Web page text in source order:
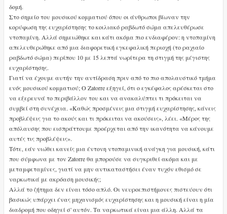
δομή.
Στο σημείο του μουσικού κομματιού όπου οι άνθρωποι βίωναν την
κορύφωση της ευχαρίστησης το κοιλιακό ραβδωτό σώμα απελευθέρωσε
ντοπαμίνη. Αλλά σημειώθηκε και κάτι ακόμα πιο ενδιαφέρον: η ντοπαμίνη
απελευθερώθηκε από μια διαφορετική εγκεφαλική περιοχή (το ραχιαίο
ραβδωτό σώμα) περίπου 10 με 15 λεπτά νωρίτερα τη στιγμή της μέγιστης
ευχαρίστησης.
Γιατί να έχουμε αυτήν την αντίδραση πριν από το πιο απολαυστικό τμήμα
ενός μουσικού κομματιού; Ο Zatorre εξηγεί, ότι ο εγκέφαλος αρέσκεται στο
να εξερευνά το περιβάλλον του και να ανακαλύπτει τι πρόκειται να
συμβεί στη συνέχεια. «Καθώς προσμένεις μια στιγμή ευχαρίστησης, κάνεις
προβλέψεις για το ακούς και τι πρόκειται να ακούσεις», λέει. «Μέρος της
απόλαυσης που εισπράττουμε προέρχεται από την ικανότητα να κάνουμε
αυτές τις προβλέψεις».
Τότε, εάν νιώθει κανείς μια έντονη ντοπαμινική ανάγκη για μουσική, κάτι
που σύμφωνα με τον Zatorre θα μπορούσε να συγκριθεί ακόμα και με
μεταμφεταμίνες, γιατί να μην αντικαταστήσει έναν τυχόν εθισμό σε
ναρκωτικά με ακρόαση μουσικής;
Αλλά το ζήτημα δεν είναι τόσο απλό. Οι νευροεπιστήμονες πιστεύουν ότι
βασικώς υπάρχει ένας μηχανισμός ευχαρίστησης και η μουσική είναι η μία
διαδρομή που οδηγεί σ' αυτόν. Τα ναρκωτικά είναι μια άλλη. Αλλά τα